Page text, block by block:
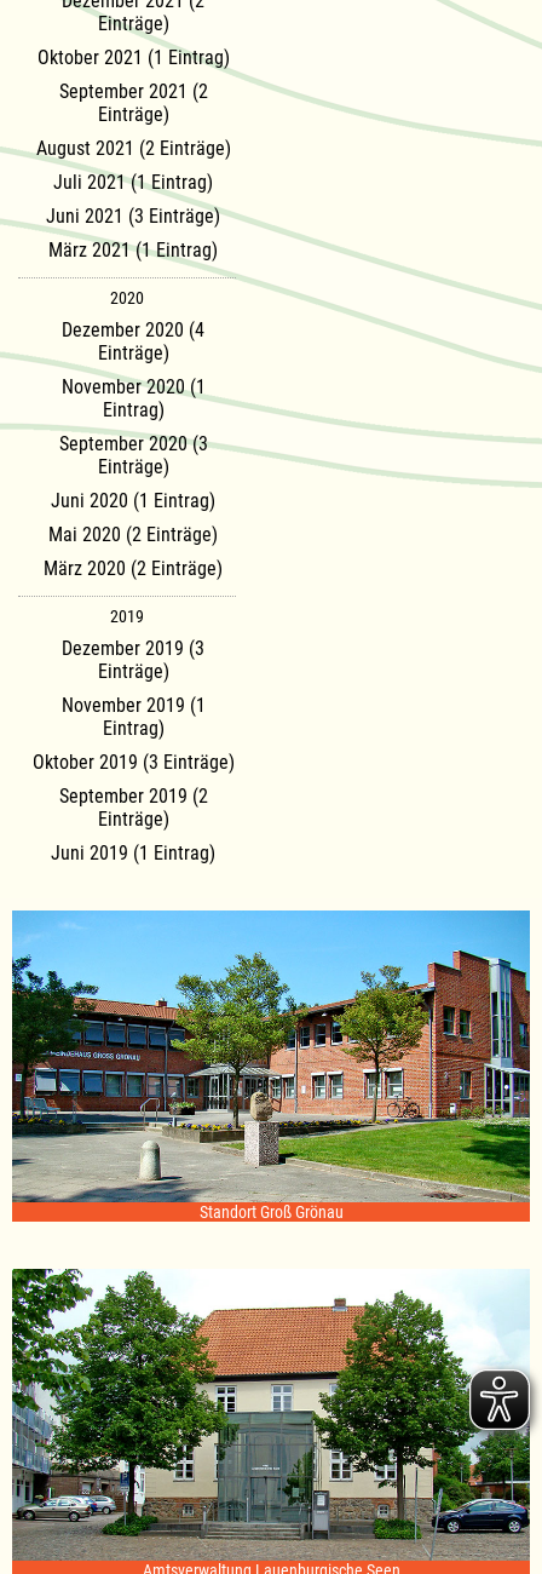
Einträge)
Oktober 2021 (1 Eintrag)
September 2021 (2
Einträge)
August 2021 (2 Einträge)
Juli 2021 (1 Eintrag)
Juni 2021 (3 Einträge)
März 2021 (1 Eintrag)
2020
Dezember 2020 (4
Einträge)
November 2020 (1
Eintrag)
September 2020 (3
Einträge)
Juni 2020 (1 Eintrag)
Mai 2020 (2 Einträge)
März 2020 (2 Einträge)
2019
Dezember 2019 (3
Einträge)
November 2019 (1
Eintrag)
Oktober 2019 (3 Einträge)
September 2019 (2
Einträge)
Juni 2019 (1 Eintrag)
Standort Groß Grönau